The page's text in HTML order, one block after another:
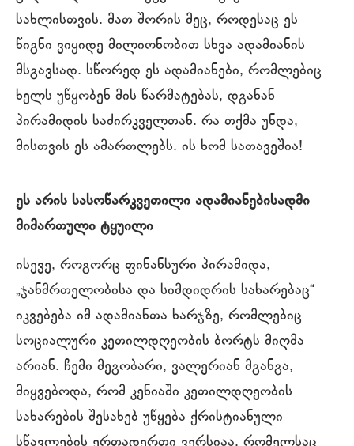
სახლისთვის. მათ შორის მეც, როდესაც ეს
წიგნი ვიყიდე მილიონობით სხვა ადამიანის
მსგავსად. სწორედ ეს ადამიანები, რომლებიც
ხელს უწყობენ მის წარმატებას, დგანან
პირამიდის საძირკველთან. რა თქმა უნდა,
მისთვის ეს ამართლებს. ის ხომ სათავეშია!
ეს არის სასოწარკვეთილი ადამიანებისადმი
მიმართული ტყუილი
ისევე, როგორც ფინანსური პირამიდა,
„ჯანმრთელობისა და სიმდიდრის სახარებაც“
იკვებება იმ ადამიანთა ხარჯზე, რომლებიც
სოციალური კეთილდღეობის ბორტს მიღმა
არიან. ჩემი მეგობარი, ვალერიან მგანგა,
მიყვებოდა, რომ კენიაში კეთილდღეობის
სახარების შესახებ უწყება ქრისტიანული
სწავლების ერთადერთი ვერსიაა, რომელსაც